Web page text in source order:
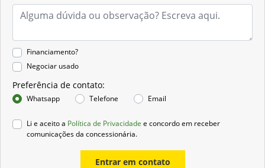
Financiamento?
Negociar usado
Preferência de contato:
Whatsapp Telefone Email
Li e aceito a Política de Privacidade e concordo em receber
comunicações da concessionária.
Entrar em contato